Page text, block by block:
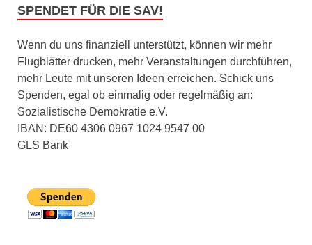
SPENDET FÜR DIE SAV!
Wenn du uns finanziell unterstützt, können wir mehr
Flugblätter drucken, mehr Veranstaltungen durchführen,
mehr Leute mit unseren Ideen erreichen. Schick uns
Spenden, egal ob einmalig oder regelmäßig an:
Sozialistische Demokratie e.V.
IBAN: DE60 4306 0967 1024 9547 00
GLS Bank